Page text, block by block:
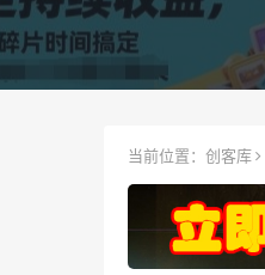
当前位置： 创客库